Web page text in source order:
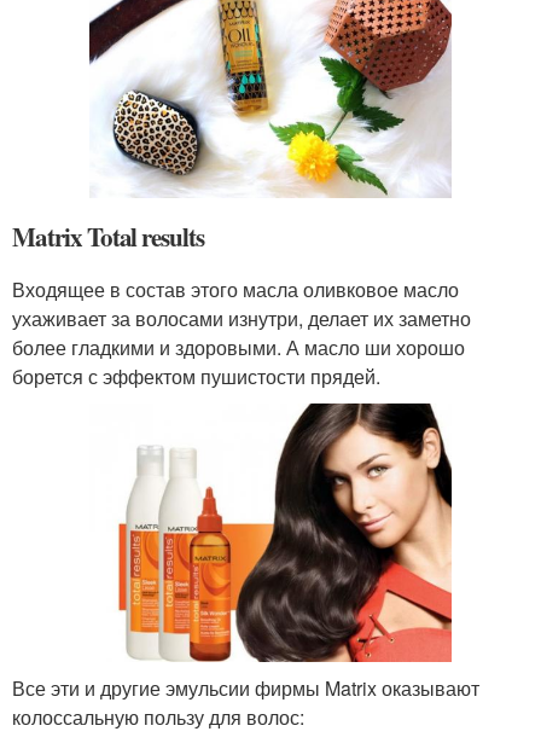
Matrix Total results
Входящее в состав этого масла оливковое масло
ухаживает за волосами изнутри, делает их заметно
более гладкими и здоровыми. А масло ши хорошо
борется с эффектом пушистости прядей.
Все эти и другие эмульсии фирмы Matrix оказывают
колоссальную пользу для волос: